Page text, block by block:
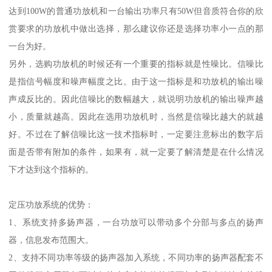
达到100W的普通功放机和一台输出功率只有50W但音质符合你的欣
赏要求的功放机中做出选择，那么建议你还是选择功率小一点的那
一台为好。
另外，选购功放机的时候还有一个重要的指标就是性噪比。信噪比
是指信号幅度和噪声幅度之比。由于这一指标是和功放机的输出噪
声成反比的。因此信噪比的数幅越大，就说明功放机的输出噪声越
小，质量就越高。因此在选用功放机时，当然是信噪比越大的就越
好。不过在了解信噪比这一技术指标时，一定要注意标出的数字后
面是否带有附加的条件，如果有，就一定要了解清楚是在什么情况
下才达到这个指标的。
定压功放系统的优势：
1、系统支持多扬声器，一台功放可以带动多个分部与多点的扬声
器，信息发布范围大。
2、支持不同功率等级的扬声器加入系统，不同功率的扬声器配套不